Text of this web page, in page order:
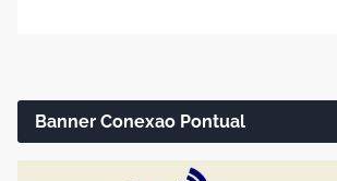
Banner Conexao Pontual